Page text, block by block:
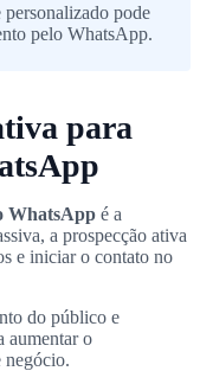
pode
pelo WhatsApp.
para
WhatsApp é a
a prospecção ativa
e iniciar o contato no
do público e
aumentar o
negócio.